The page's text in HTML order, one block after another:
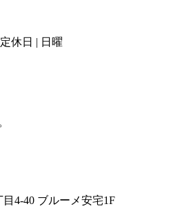
休日 | 日曜
4-40 ブルーメ安宅1F